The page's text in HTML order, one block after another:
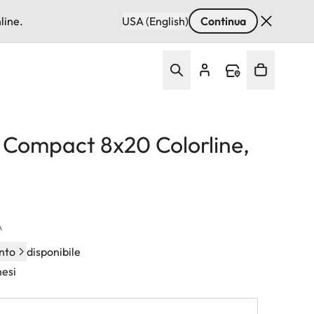
USA (English) Continua
8x20 Colorline,
disponibile